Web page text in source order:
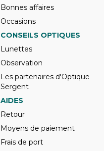
Bonnes affaires
Occasions
CONSEILS OPTIQUES
Lunettes
Observation
Les partenaires d'Optique
Sergent
AIDES
Retour
Moyens de paiement
Frais de port